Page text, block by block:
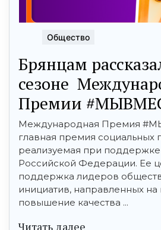
Общество
Брянцам
сезоне
Премии
Международная Премия
главная премия социальных
реализуемая при
Российской Федерации. Ее
поддержка лидеров
инициатив, направленных
повышение качества ...
Читать далее